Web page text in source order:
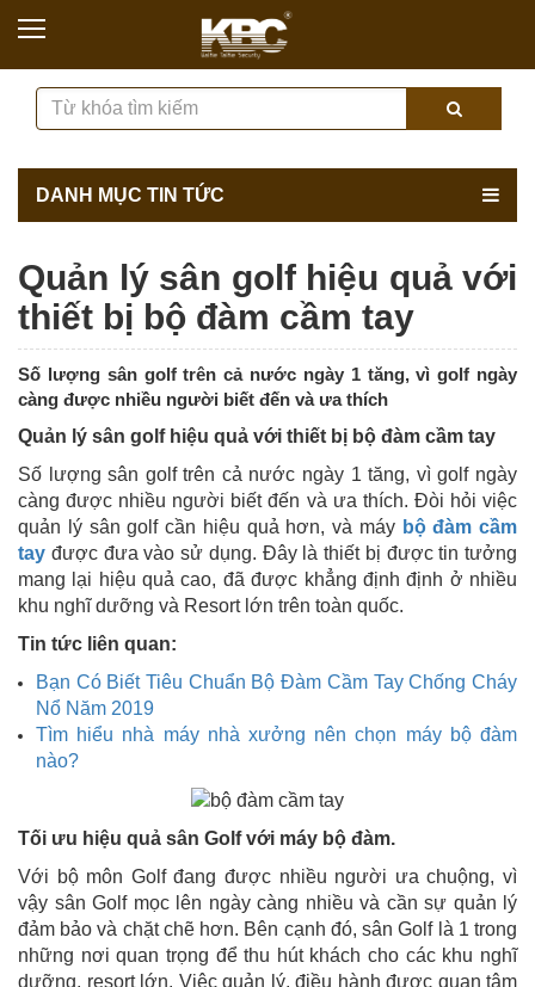
DANH MỤC TIN TỨC
Quản lý sân golf hiệu quả với
thiết bị bộ đàm cầm tay
Số lượng sân golf trên cả nước ngày 1 tăng, vì golf ngày
càng được nhiều người biết đến và ưa thích
Quản lý sân golf hiệu quả với thiết bị bộ đàm cầm tay
Số lượng sân golf trên cả nước ngày 1 tăng, vì golf ngày
càng được nhiều người biết đến và ưa thích. Đòi hỏi việc
quản lý sân golf cần hiệu quả hơn, và máy bộ đàm cầm
tay được đưa vào sử dụng. Đây là thiết bị được tin tưởng
mang lại hiệu quả cao, đã được khẳng định định ở nhiều
khu nghĩ dưỡng và Resort lớn trên toàn quốc.
Tin tức liên quan:
Bạn Có Biết Tiêu Chuẩn Bộ Đàm Cầm Tay Chống Cháy
Nổ Năm 2019
Tìm hiểu nhà máy nhà xưởng nên chọn máy bộ đàm
nào?
Tối ưu hiệu quả sân Golf với máy bộ đàm.
Với bộ môn Golf đang được nhiều người ưa chuộng, vì
vậy sân Golf mọc lên ngày càng nhiều và cần sự quản lý
đảm bảo và chặt chẽ hơn. Bên cạnh đó, sân Golf là 1 trong
những nơi quan trọng để thu hút khách cho các khu nghĩ
dưỡng, resort lớn. Việc quản lý, điều hành được quan tâm